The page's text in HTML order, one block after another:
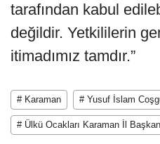
tarafından kabul
değildir. Yetkililerin
itimadımız tamdır.”
# Karaman # Yusuf İslam
# Ülkü Ocakları Karaman İl